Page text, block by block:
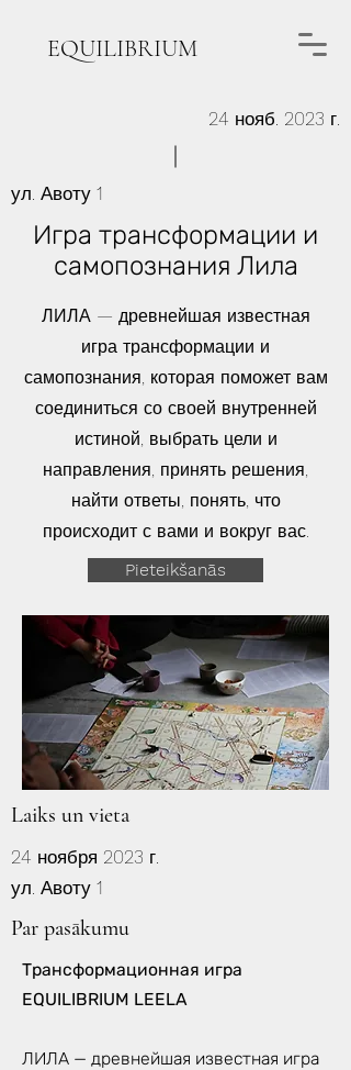
EQUILIBRIUM
24 нояб. 2023 г.
ул. Авоту 1
Игра трансформации и
самопознания Лила
ЛИЛА — древнейшая известная
игра трансформации и
самопознания, которая поможет вам
соединиться со своей внутренней
истиной, выбрать цели и
направления, принять решения,
найти ответы, понять, что
происходит с вами и вокруг вас.
Pieteikšanās
Laiks un vieta
24 ноября 2023 г.
ул. Авоту 1
Par pasākumu
Трансформационная игра
EQUILIBRIUM LEELA
ЛИЛА — древнейшая известная игра